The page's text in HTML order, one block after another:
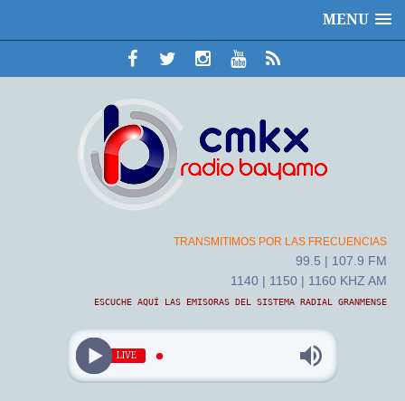
MENU
TRANSMITIMOS POR LAS FRECUENCIAS
99.5 | 107.9 FM
1140 | 1150 | 1160 KHZ AM
ESCUCHE AQUÍ LAS EMISORAS DEL SISTEMA RADIAL GRANMENSE
LIVE